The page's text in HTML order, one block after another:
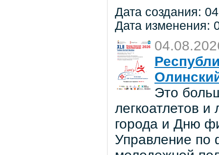
Дата создания:
Дата изменения:
Это
легкоатлетов
города и Дню
Управление по